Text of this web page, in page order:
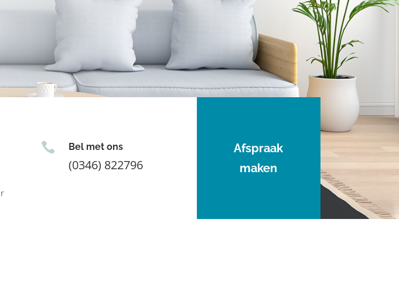
 Bel met ons
(0346) 822796
Afspraak
maken